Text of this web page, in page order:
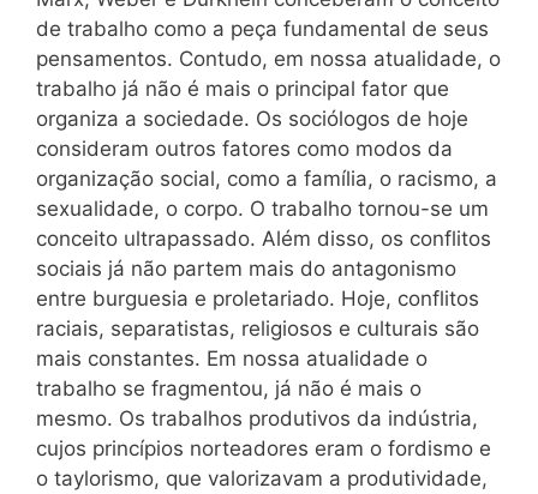
de trabalho como a peça fundamental de seus
pensamentos. Contudo, em nossa atualidade, o
trabalho já não é mais o principal fator que
organiza a sociedade. Os sociólogos de hoje
consideram outros fatores como modos da
organização social, como a família, o racismo, a
sexualidade, o corpo. O trabalho tornou-se um
conceito ultrapassado. Além disso, os conflitos
sociais já não partem mais do antagonismo
entre burguesia e proletariado. Hoje, conflitos
raciais, separatistas, religiosos e culturais são
mais constantes. Em nossa atualidade o
trabalho se fragmentou, já não é mais o
mesmo. Os trabalhos produtivos da indústria,
cujos princípios norteadores eram o fordismo e
o taylorismo, que valorizavam a produtividade,